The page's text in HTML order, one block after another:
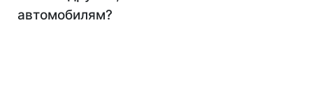
автомобилям?